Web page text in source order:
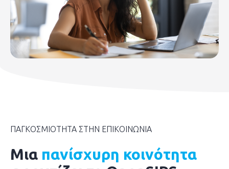
ΠΑΓΚΟΣΜΙΟΤΗΤΑ ΣΤΗΝ ΕΠΙΚΟΙΝΩΝΙΑ
Μια πανίσχυρη κοινότητα